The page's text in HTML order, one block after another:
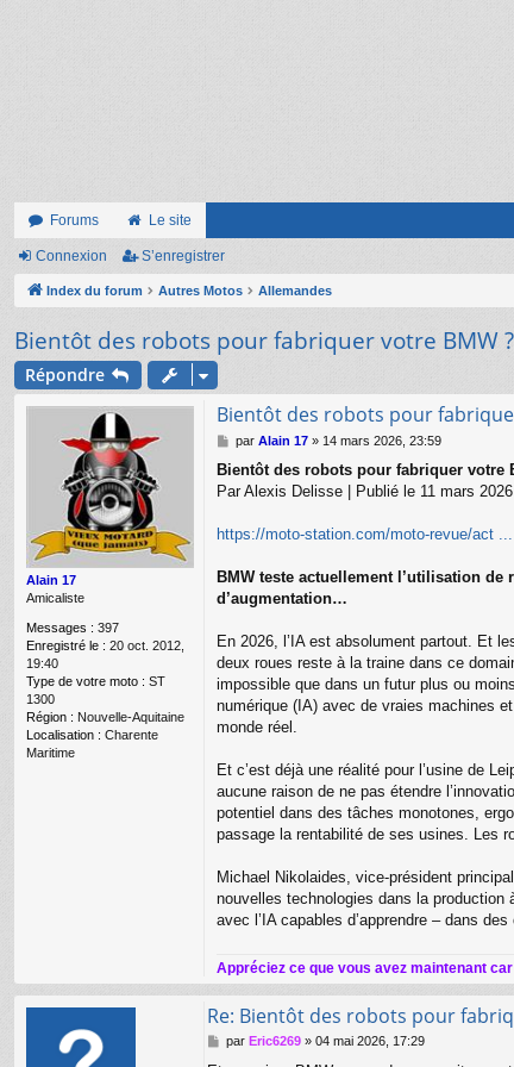
Forums Le site
Connexion S’enregistrer
Index du forum Autres Motos Allemandes
Bientôt des robots pour fabriquer votre BMW ?
Répondre
Alain 17
Amicaliste
Messages : 397
Enregistré le : 20 oct. 2012,
19:40
Type de votre moto : ST
1300
Région : Nouvelle-Aquitaine
Localisation : Charente
Maritime
Bientôt des robots pour
M
s
s
g
e
par Alain 17» 14 mars 2026, 23:59
Bientôt des robots pour fabriquer votre
Par Alexis Delisse | Publié le 11 mars 2026
https://moto-station.com/moto-revue/act
BMW teste actuellement l’utilisation
d’augmentation…
En 2026, l’IA est absolument partout. Et
deux roues reste à la traine dans ce
impossible que dans un futur plus ou
numérique (IA) avec de vraies machines
monde réel.
Et c’est déjà une réalité pour l’usine de
aucune raison de ne pas étendre
potentiel dans des tâches monotones,
passage la rentabilité de ses usines. Les
Michael Nikolaides, vice-président
nouvelles technologies dans la production
avec l’IA capables d’apprendre – dans
Appréciez ce que vous avez maintenant
Re: Bientôt des robots pour
M
par Eric6269» 04 mai 2026, 17:29